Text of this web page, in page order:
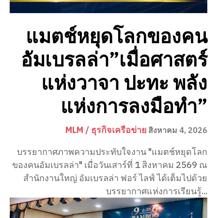
แมตช์หยุดโลกของคน
อัมเบรลล่า”เมื่อศาสตร์
แห่งวาจา ปะทะ พลัง
แห่งการลงมือทำ”
MLM / ธุรกิจเครือข่าย สิงหาคม 4, 2026
บรรยากาศภาพความประทับใจงาน "แมตช์หยุดโลก
ของคนอัมเบรลล่า" เมื่อวันเสาร์ที่ 1 สิงหาคม 2569 ณ
สำนักงานใหญ่ อัมเบรลล่า ฟอร์ ไลฟ์ ได้เต็มไปด้วย
บรรยากาศแห่งการเรียนรู้...